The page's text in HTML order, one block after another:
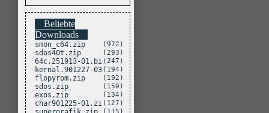
Beliebte
Downloads
smon_c64.zip (972)
sdos40t.zip (293)
64c.251913-01.bi (247)
kernal.901227-03 (194)
flopyrom.zip (192)
sdos.zip (150)
exos.zip (134)
char901225-01.zi (127)